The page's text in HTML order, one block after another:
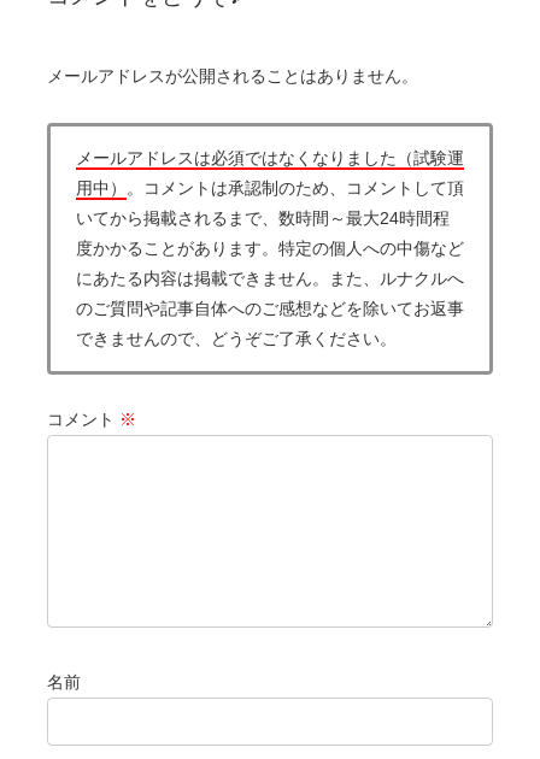
メールアドレスが公開されることはありません。
メールアドレスは必須ではなくなりました（試験運
用中）
。コメントは承認制のため、コメントして頂
いてから掲載されるまで、数時間～最大24時間程
度かかることがあります。特定の個人への中傷など
にあたる内容は掲載できません。また、ルナクルへ
のご質問や記事自体へのご感想などを除いてお返事
できませんので、どうぞご了承ください。
コメント ※
名前